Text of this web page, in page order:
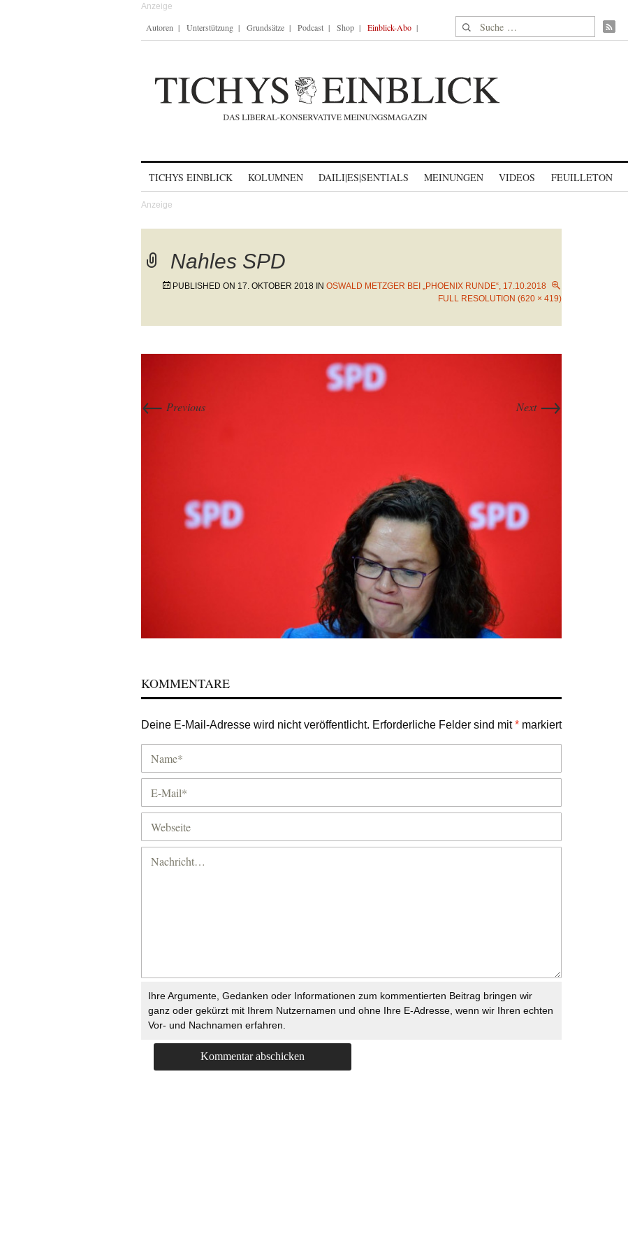
Autoren Unterstützung Grundsätze Podcast Shop Einblick-Abo Suche nach:
TICHYS EINBLICK KOLUMNEN DAILI|ES|SENTIALS MEINUNGEN VIDEOS FEUILLETON
Nahles SPD
PUBLISHED ON 17. OKTOBER 2018 IN OSWALD METZGER BEI „PHOENIX RUNDE“, 17.10.2018
FULL RESOLUTION (620 × 419)
← Previous Next →
KOMMENTARE
Deine E-Mail-Adresse wird nicht veröffentlicht. Erforderliche Felder sind mit* markiert
Ihre Argumente, Gedanken oder Informationen zum kommentierten Beitrag bringen wir
ganz oder gekürzt mit Ihrem Nutzernamen und ohne Ihre E-Adresse, wenn wir Ihren echten
Vor- und Nachnamen erfahren.